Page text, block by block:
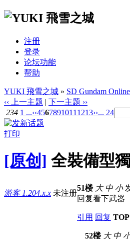
注册
登录
论坛功能
帮助
YUKI 飛雪之城 » SD Gundam Online
‹‹ 上一主题 | 下一主题 ››
234 1 ...‹‹4567891011 1213››... 24
打印
[原创] 全裝備型
游客 1.204.x.x 未注册
51楼 大 中 小
回复看下武器
引用 回复 TOP
52楼 大 中